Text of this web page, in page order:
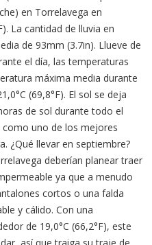
en Torrelavega en
La cantidad de lluvia en
de 93mm (3.7in). Llueve de
el día, las temperaturas
máxima media durante
(69,8°F). El sol se deja
de sol durante todo el
uno de los mejores
¿Qué llevar en septiembre?
deberían planear traer
ya que a menudo
cortos o una falda
y cálido. Con una
de 19,0°C (66,2°F), este